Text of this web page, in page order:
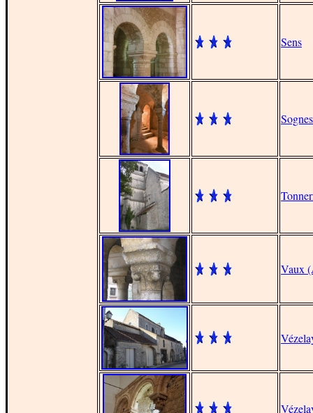
Sens
Vaux